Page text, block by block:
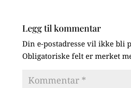
Legg til kommentar
Din e-postadresse vil ikke bli
Obligatoriske felt er merket